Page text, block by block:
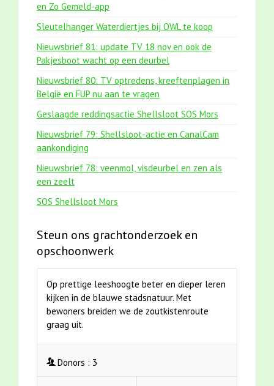
en Zo Gemeld-app
Sleutelhanger Waterdiertjes bij OWL te koop
Nieuwsbrief 81: update TV 18 nov en ook de
Pakjesboot wacht op een deurbel
Nieuwsbrief 80: TV optredens, kreeftenplagen in
België en FUP nu aan te vragen
Geslaagde reddingsactie Shellsloot SOS Mors
Nieuwsbrief 79: Shellsloot-actie en CanalCam
aankondiging
Nieuwsbrief 78: veenmol, visdeurbel en zen als
een zeelt
SOS Shellsloot Mors
Steun ons grachtonderzoek en
opschoonwerk
Op prettige leeshoogte beter en dieper leren
kijken in de blauwe stadsnatuur. Met
bewoners breiden we de zoutkistenroute
graag uit.
Donors : 3